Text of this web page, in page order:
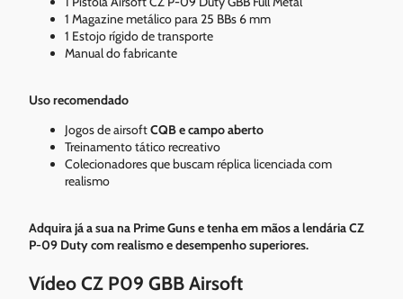
1 Magazine metálico para 25 BBs 6 mm
1 Estojo rígido de transporte
Manual do fabricante
Uso recomendado
Jogos de airsoftCQB e campo aberto
Treinamento tático recreativo
Colecionadores que buscam réplica licenciada com
realismo
Adquira já a sua na Prime Guns e tenha em mãos a lendária CZ
P-09 Duty com realismo e desempenho superiores.
Vídeo CZ P09 GBB Airsoft